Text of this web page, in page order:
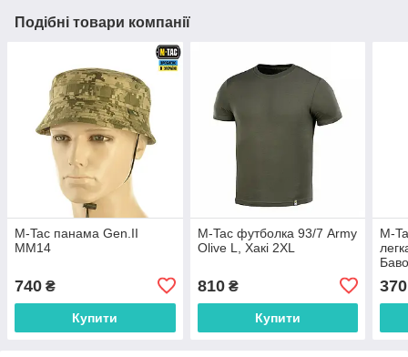
Подібні товари компанії
M-Tac панама Gen.II
MM14
740 ₴
Купити
M-Tac футболка 93/7 Army
Olive L, Хакі 2XL
810₴
Купити
M-
370